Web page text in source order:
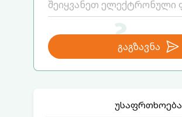
გაგზავნა
უსაფრთხოება